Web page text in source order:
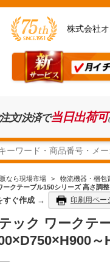
株式会社
文/決済で当日出荷可
なら現場市場 > 物流機器・梱包
ークテーブル150シリーズ 高さ調
すぐ作成 → 印刷用ペー
ック ワークテ